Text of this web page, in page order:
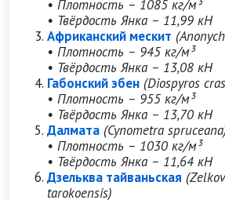
• Плотность – 1085 кг/м³
• Твёрдость Янка – 11,99 кН
Африканский мескит
• Плотность – 945 кг/м³
• Твёрдость Янка – 13,08 кН
Габонский эбен (Diospyros
• Плотность – 955 кг/м³
• Твёрдость Янка – 13,70 кН
Далмата (Cynometra
• Плотность – 1030 кг/м³
• Твёрдость Янка – 11,64 кН
Дзельква тайваньская
tarokoensis)